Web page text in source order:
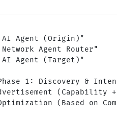
Agent (Origin)"
Agent Router"
Agent (Target)"
1: Discovery &
(Capability
(Based on